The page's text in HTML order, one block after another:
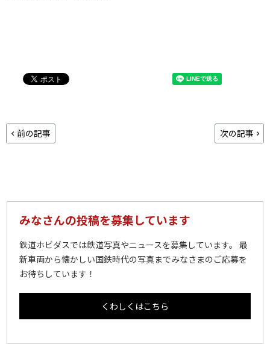
前の記事 次の記事
みなさんの投稿を募集しています
鉄道ホビダスでは鉄道写真やニュースを募集しています。 最
新車両から懐かしい国鉄時代の写真までみなさまのご応募を
お待ちしています！
くわしくはこちら